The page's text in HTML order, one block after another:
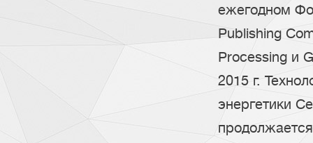
ежегодном
Publishing
Processing и
2015 г.
энергетики